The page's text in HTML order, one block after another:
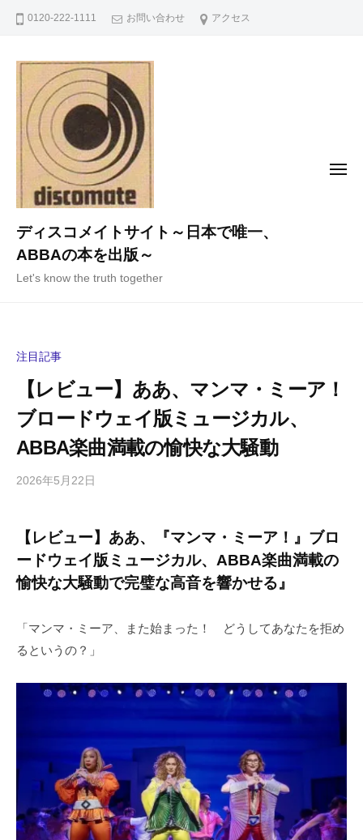
0120-222-1111 お問い合わせ アクセス
ディスコメイトサイト～日本で唯一、
ABBAの本を出版～
Let's know the truth together
メ
注目記事
【レビュー】ああ、マンマ・ミーア！
ブロードウェイ版ミュージカル、
ABBA楽曲満載の愉快な大騒動
2026年5月22日
i
g
a
m
の
コ
メ
【レビュー】ああ、『マンマ・ミーア！』ブロ
ードウェイ版ミュージカル、ABBA楽曲満載の
愉快な大騒動で完璧な高音を響かせる』
「マンマ・ミーア、また始まった！ どうしてあなたを拒め
るというの？」